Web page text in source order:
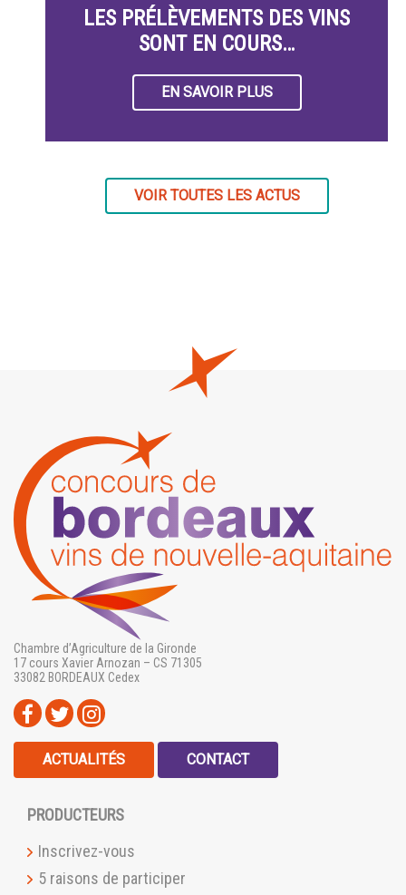
LES PRÉLÈVEMENTS DES VINS
SONT EN COURS…
EN SAVOIR PLUS
VOIR TOUTES LES ACTUS
Chambre d’Agriculture de la Gironde
17 cours Xavier Arnozan – CS 71305
33082 BORDEAUX Cedex
ACTUALITÉS CONTACT
PRODUCTEURS
Inscrivez-vous
5 raisons de participer